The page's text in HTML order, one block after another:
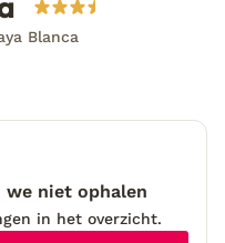
Blanca
we niet ophalen
in het overzicht.